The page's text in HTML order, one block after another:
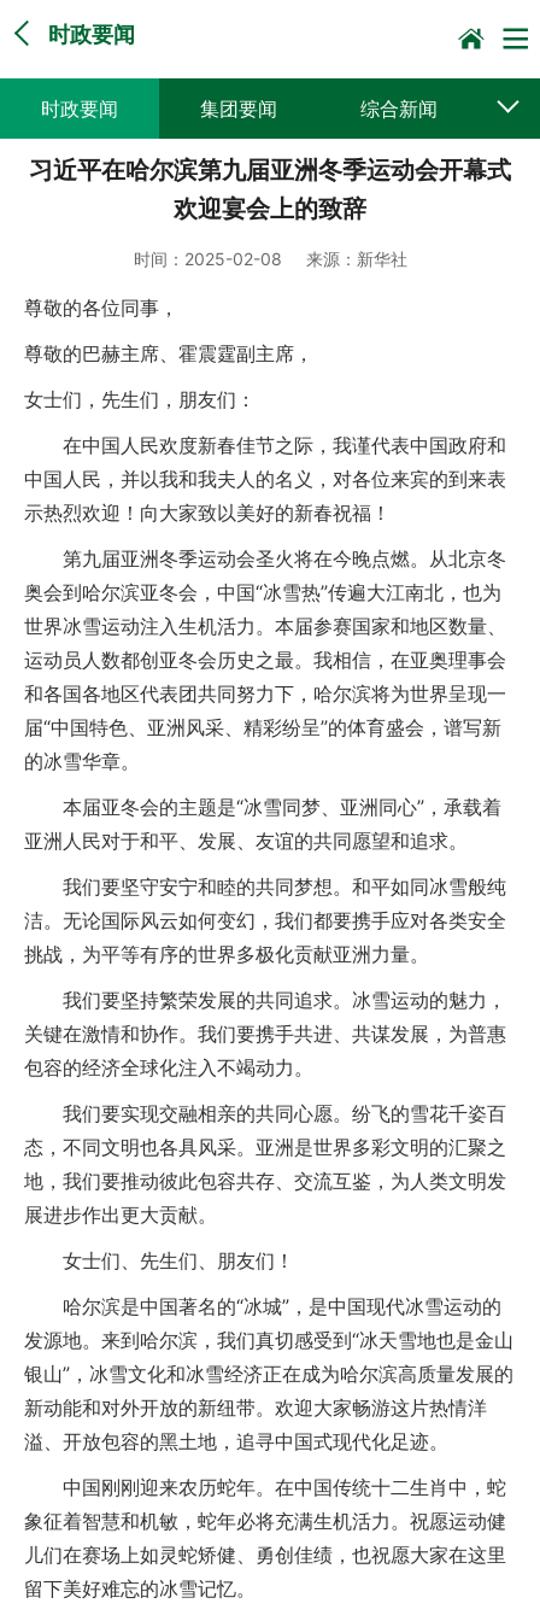
时政要闻
时政要闻 集团要闻 综合新闻
媒体聚焦 党建动态 普遍服务
习近平在哈尔滨第九届亚洲冬季运动会开幕式
欢迎宴会上的致辞
时间： 2025-02-08 来源： 新华社
尊敬的各位同事，
尊敬的巴赫主席、霍震霆副主席，
女士们，先生们，朋友们：
在中国人民欢度新春佳节之际，我谨代表中国政府和
中国人民，并以我和我夫人的名义，对各位来宾的到来表
示热烈欢迎！向大家致以美好的新春祝福！
第九届亚洲冬季运动会圣火将在今晚点燃。从北京冬
奥会到哈尔滨亚冬会，中国“冰雪热”传遍大江南北，也为
世界冰雪运动注入生机活力。本届参赛国家和地区数量、
运动员人数都创亚冬会历史之最。我相信，在亚奥理事会
和各国各地区代表团共同努力下，哈尔滨将为世界呈现一
届“中国特色、亚洲风采、精彩纷呈”的体育盛会，谱写新
的冰雪华章。
本届亚冬会的主题是“冰雪同梦、亚洲同心”，承载着
亚洲人民对于和平、发展、友谊的共同愿望和追求。
我们要坚守安宁和睦的共同梦想。和平如同冰雪般纯
洁。无论国际风云如何变幻，我们都要携手应对各类安全
挑战，为平等有序的世界多极化贡献亚洲力量。
我们要坚持繁荣发展的共同追求。冰雪运动的魅力，
关键在激情和协作。我们要携手共进、共谋发展，为普惠
包容的经济全球化注入不竭动力。
我们要实现交融相亲的共同心愿。纷飞的雪花千姿百
态，不同文明也各具风采。亚洲是世界多彩文明的汇聚之
地，我们要推动彼此包容共存、交流互鉴，为人类文明发
展进步作出更大贡献。
女士们、先生们、朋友们！
哈尔滨是中国著名的“冰城”，是中国现代冰雪运动的
发源地。来到哈尔滨，我们真切感受到“冰天雪地也是金山
银山”，冰雪文化和冰雪经济正在成为哈尔滨高质量发展的
新动能和对外开放的新纽带。欢迎大家畅游这片热情洋
溢、开放包容的黑土地，追寻中国式现代化足迹。
中国刚刚迎来农历蛇年。在中国传统十二生肖中，蛇
象征着智慧和机敏，蛇年必将充满生机活力。祝愿运动健
儿们在赛场上如灵蛇矫健、勇创佳绩，也祝愿大家在这里
留下美好难忘的冰雪记忆。